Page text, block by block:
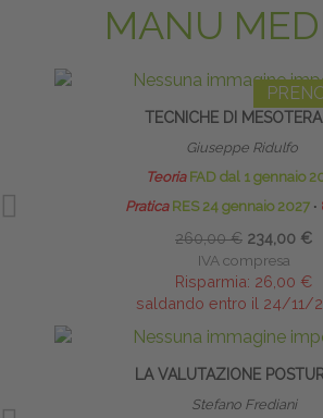
MANU
TECNICHE DI
Giuseppe Ridulfo
Teoria FAD dal 1 gennaio
PraticaRES 24 gennaio 2027 ∙
260,00 € 234,00 €
IVA compresa
Risparmia: 26,00 €
saldando entro il 24/11/
LA VALUTAZIONE
Stefano Frediani